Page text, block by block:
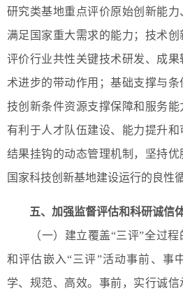
研究类基地重点评价原始创新能力
满足国家重大需求的能力；技术
评价行业共性关键技术研发、成
术进步的带动作用；基础支撑与
技创新条件资源支撑保障和服务
有利于人才队伍建设、能力提升
结果挂钩的动态管理机制，坚持
国家科技创新基地建设运行的良性循
五、加强监督评估和科研诚信
（一）建立覆盖“三评”全过程
和评估嵌入“三评”活动事前、事
学、规范、高效。事前，实行诚